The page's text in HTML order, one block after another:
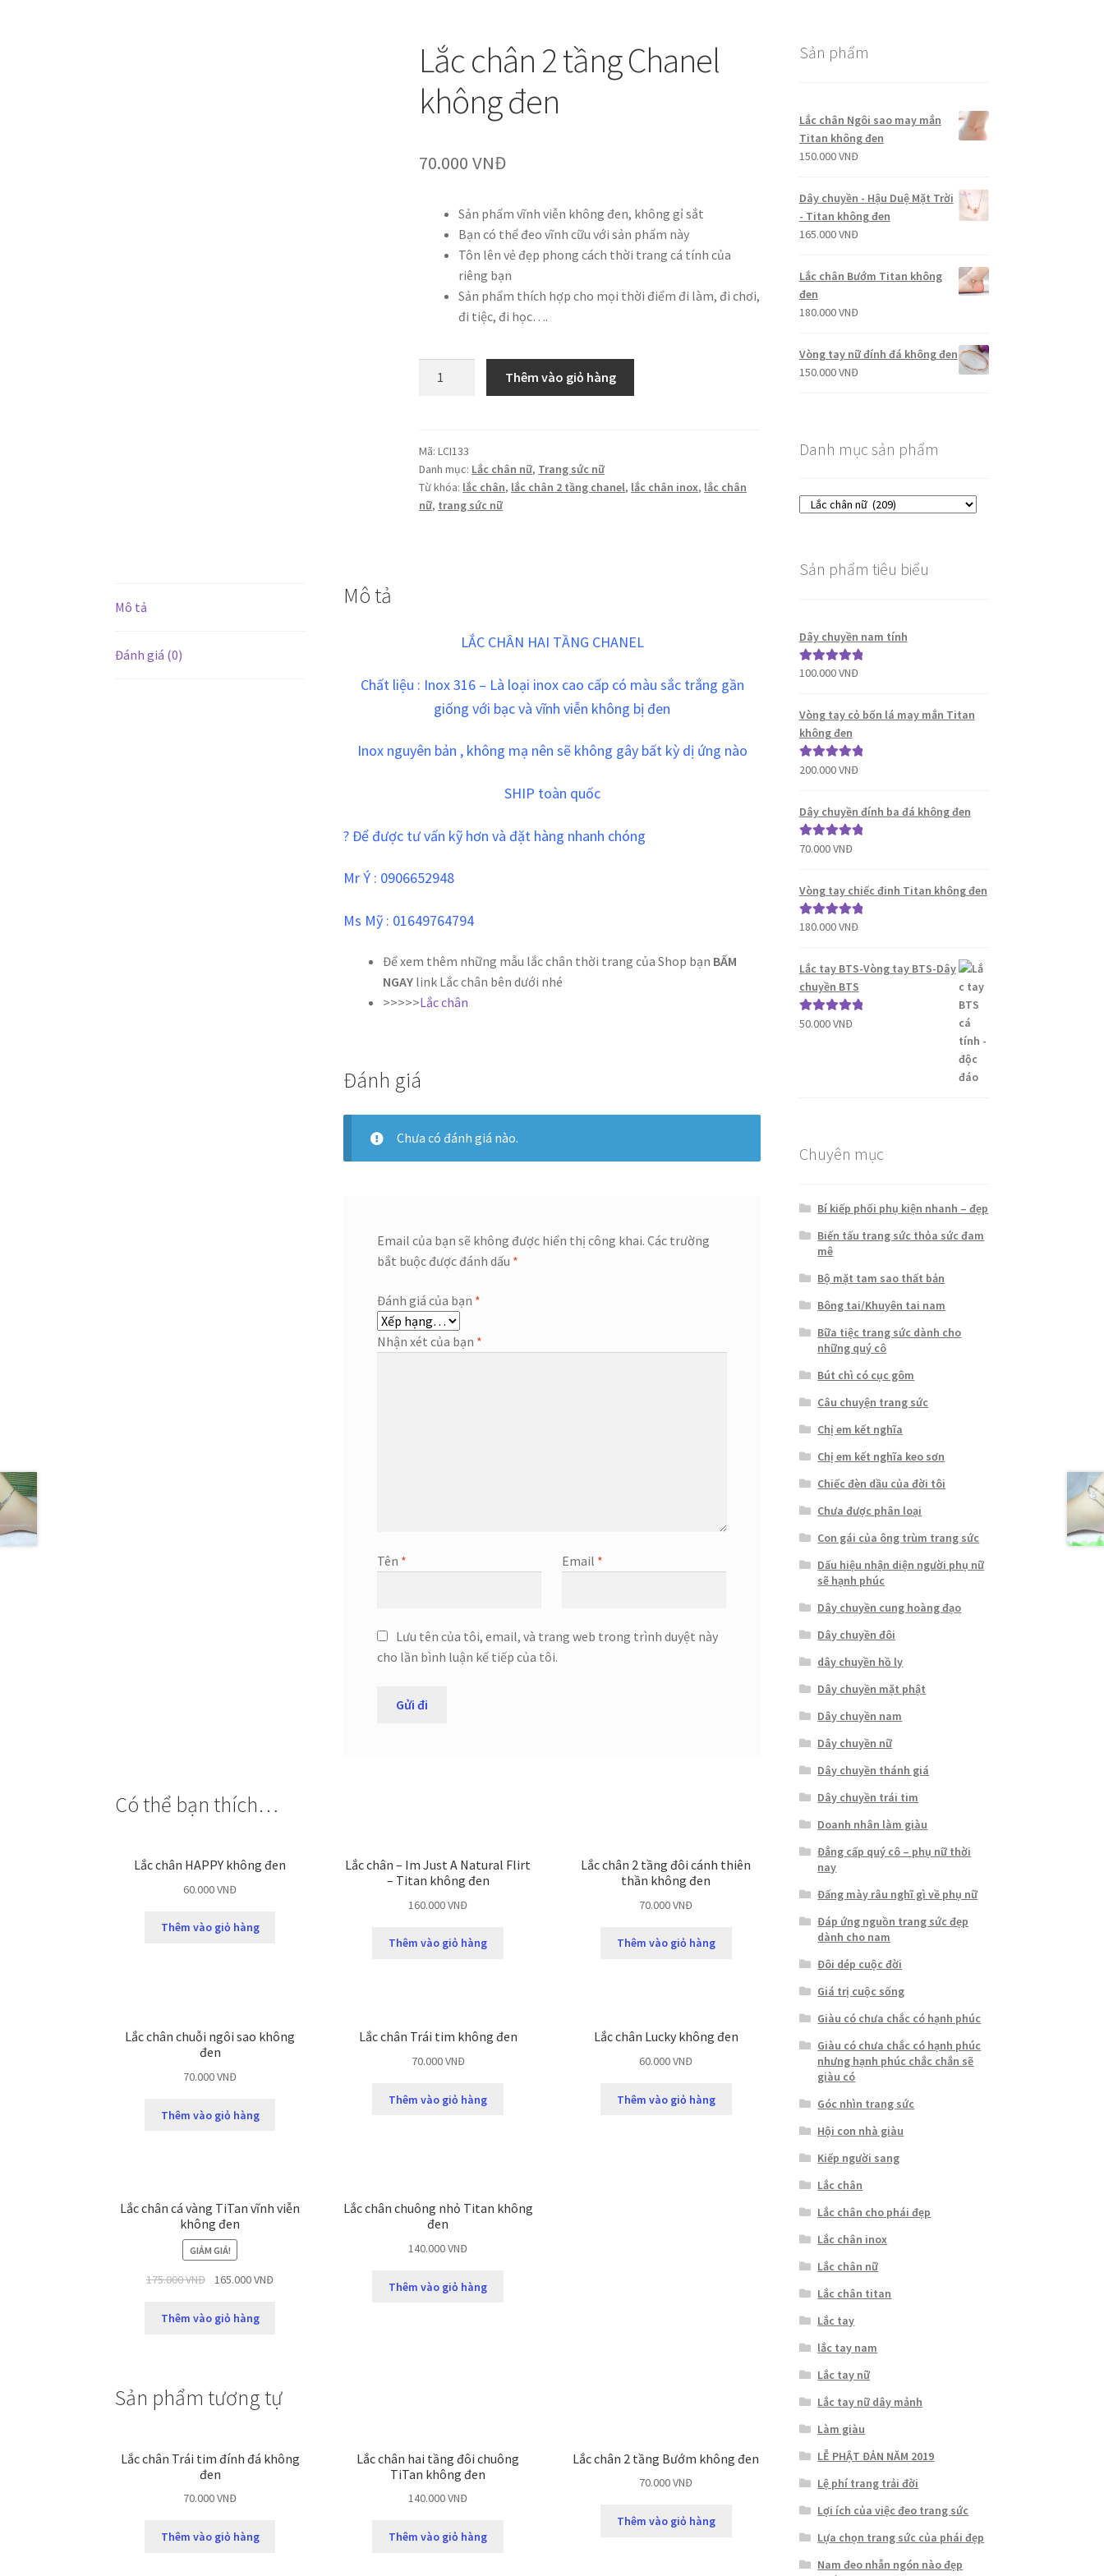
Lắc chân 2 tầng Chanel
không đen
70.000VNĐ
Sản phẩm vĩnh viễn không đen, không gỉ sắt
Bạn có thể đeo vĩnh cữu với sản phẩm này
Tôn lên vẻ đẹp phong cách thời trang cá tính của
riêng bạn
Sản phẩm thích hợp cho mọi thời điểm đi làm, đi chơi,
đi tiệc, đi học….
Chanel
không
đen
số
Thêm vào giỏ hàng
Mã:LCI133
Danh mục: Lắc chân nữ, Trang sức nữ
Từ khóa: lắc chân, lắc chân 2 tầng chanel, lắc chân inox, lắc chân
nữ, trang sức nữ
Mô tả
Đánh giá (0)
Mô tả
LẮC CHÂN HAI TẦNG CHANEL
Chất liệu : Inox 316 – Là loại inox cao cấp có màu sắc trắng gần
giống với bạcvà vĩnh viễn không bị đen
Inox nguyên bản , không mạ nên sẽ không gây bất kỳ dị ứng nào
SHIP toàn quốc
? Để được tư vấn kỹ hơn và đặt hàng nhanh chóng
Mr Ý : 0906652948
Ms Mỹ : 01649764794
Để xem thêm những mẫu lắc chân thời trang của Shop bạn BẤM
NGAYlink Lắc chân bên dưới nhé
>>>>>Lắc chân
Đánh giá
Chưa có đánh giá nào.
Email của bạn sẽ không được hiển thị công khai. Các trường
bắt buộc được đánh dấu *
Đánh giá của bạn *
Nhận xét của bạn *
Tên * Email *
Lưu tên của tôi, email, và trang web trong trình duyệt này
cho lần bình luận kế tiếp của tôi.
Có thể bạn thích…
Lắc chân HAPPY không đen
60.000VNĐ
Thêm vào giỏ hàng
Lắc chân – Im Just A Natural Flirt
– Titan không đen
160.000VNĐ
Thêm vào giỏ hàng
Lắc chân 2 tầng đôi cánh thiên
thần không đen
70.000VNĐ
Thêm vào giỏ hàng
Lắc chân chuỗi ngôi sao không
đen
70.000VNĐ
Thêm vào giỏ hàng
Lắc chân Trái tim không đen
70.000VNĐ
Thêm vào giỏ hàng
Lắc chân Lucky không đen
60.000VNĐ
Thêm vào giỏ hàng
Lắc chân cá vàng TiTan vĩnh viễn
không đen
GIẢM GIÁ!
175.000VNĐ 165.000VNĐ
Thêm vào giỏ hàng
Lắc chân chuông nhỏ Titan không
đen
140.000VNĐ
Thêm vào giỏ hàng
Sản phẩm tương tự
Lắc chân Trái tim đính đá không
đen
70.000VNĐ
Thêm vào giỏ hàng
Lắc chân hai tầng đôi chuông
TiTan không đen
140.000VNĐ
Thêm vào giỏ hàng
Lắc chân 2 tầng Bướm không đen
70.000VNĐ
Thêm vào giỏ hàng
Sản phẩm
Lắc chân Ngôi sao may mắn
Titan không đen
150.000VNĐ
Dây chuyền - Hậu Duệ Mặt Trời
- Titan không đen
165.000VNĐ
Lắc chân Bướm Titan không
đen
180.000VNĐ
Vòng tay nữ đính đá không đen
150.000VNĐ
Danh mục sản phẩm
Sản phẩm tiêu biểu
Dây chuyền nam tính
Được xếp
sao
100.000VNĐ
Vòng tay cỏ bốn lá may mắn Titan
không đen
Được xếp
sao
200.000VNĐ
Dây chuyền đính ba đá không đen
Được xếp
sao
70.000VNĐ
Vòng tay chiếc đinh Titan không đen
Được xếp
sao
180.000VNĐ
Lắc tay BTS-Vòng tay BTS-Dây
chuyền BTS
Được xếp
50.000VNĐ
Chuyên mục
Bí kiếp phối phụ kiện nhanh – đẹp
Biến tấu trang sức thỏa sức đam
mê
Bộ mặt tam sao thất bản
Bông tai/Khuyên tai nam
Bữa tiệc trang sức dành cho
những quý cô
Bút chì có cục gôm
Câu chuyện trang sức
Chị em kết nghĩa
Chị em kết nghĩa keo sơn
Chiếc đèn dầu của đời tôi
Chưa được phân loại
Con gái của ông trùm trang sức
Dấu hiệu nhận diện người phụ nữ
sẽ hạnh phúc
Dây chuyền cung hoàng đạo
Dây chuyền đôi
dây chuyền hồ ly
Dây chuyền mặt phật
Dây chuyền nam
Dây chuyền nữ
Dây chuyền thánh giá
Dây chuyền trái tim
Doanh nhân làm giàu
Đẳng cấp quý cô – phụ nữ thời
nay
Đấng mày râu nghĩ gì về phụ nữ
Đáp ứng nguồn trang sức đẹp
dành cho nam
Đôi dép cuộc đời
Giá trị cuộc sống
Giàu có chưa chắc có hạnh phúc
Giàu có chưa chắc có hạnh phúc
nhưng hạnh phúc chắc chắn sẽ
giàu có
Góc nhìn trang sức
Hội con nhà giàu
Kiếp người sang
Lắc chân
Lắc chân cho phái đẹp
Lắc chân inox
Lắc chân nữ
Lắc chân titan
Lắc tay
lắc tay nam
Lắc tay nữ
Lắc tay nữ dây mảnh
Làm giàu
LỄ PHẬT ĐẢN NĂM 2019
Lệ phí trang trải đời
Lợi ích của việc đeo trang sức
Lựa chọn trang sức của phái đẹp
Nam đeo nhẫn ngón nào đẹp